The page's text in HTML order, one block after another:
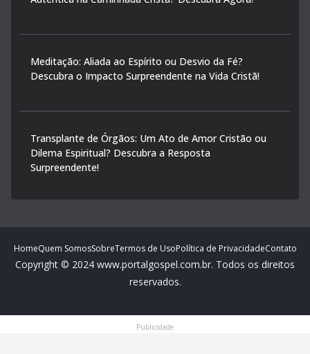
Meditação: Aliada ao Espírito ou Desvio da Fé?
Descubra o Impacto Surpreendente na Vida Cristã!
Transplante de Órgãos: Um Ato de Amor Cristão ou
Dilema Espiritual? Descubra a Resposta
Surpreendente!
HomeQuem SomosSobreTermos de UsoPolítica de PrivacidadeContato
Copyright © 2024 www.portalgospel.com.br. Todos os direitos
reservados.
Publicidade